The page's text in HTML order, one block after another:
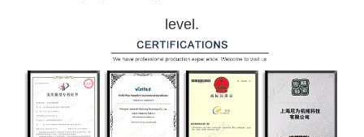
level.